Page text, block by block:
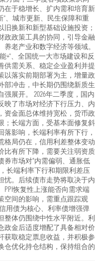
在于稳增长、扩内需和培育新
”、城市更新、民生保障和重
换新和新型基础设施投资；
政政策工具的协同，引导金融
老产业和数字经济等领域。
+”、全国统一大市场建设和反
供需关系、稳定企业盈利并提
以落实前期部署为主，增量政
部冲击，中长期仍围绕新质生
展开。 2026年二季度，国内
映了市场对经济下行压力、内
资金面总体维持宽松，货币政
；长端方面，受基本面修复斜
影响，长端利率有所下行，
格局仍在，信用利差整体变动
比有所下降，需要关注弱资质
券市场对“内需偏弱、通胀低
长端利率下行和期限利差压
忧。后续债市走势将取决于内
恢复性上涨能否向需求端
空间的影响，需重点跟踪观
用债为核心、利率债增强弹
整体仍围绕中性水平附近。利
政金后适度增配了具备相对价
获取稳定票息收益，并积极参
仓优化持仓结构，保持组合的